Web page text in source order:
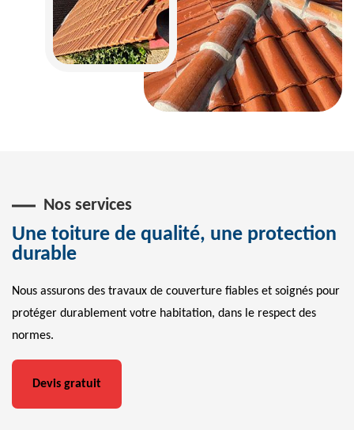
Nos services
Une toiture de qualité, une protection
durable
Nous assurons des travaux de couverture fiables et soignés pour
protéger durablement votre habitation, dans le respect des
normes.
Devis gratuit